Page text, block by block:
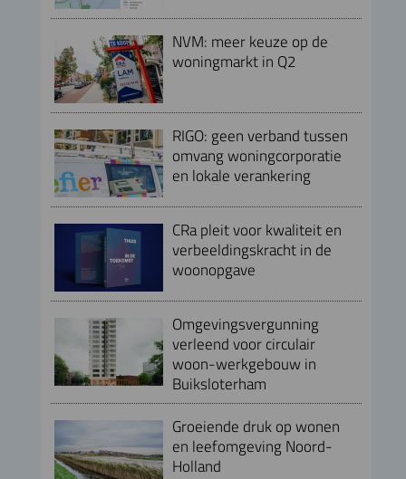
NVM: meer keuze op de
woningmarkt in Q2
RIGO: geen verband tussen
omvang woningcorporatie
en lokale verankering
CRa pleit voor kwaliteit en
verbeeldingskracht in de
woonopgave
Omgevingsvergunning
verleend voor circulair
woon-werkgebouw in
Buiksloterham
Groeiende druk op wonen
en leefomgeving Noord-
Holland